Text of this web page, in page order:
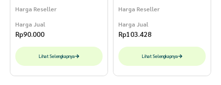
Harga Reseller
Harga Jual
Rp90.000
Lihat Selengkapnya
Harga Reseller
Harga Jual
Rp103.428
Lihat Selengkapnya